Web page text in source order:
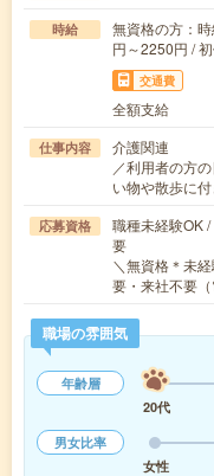
時給
無資格の方：
円～2250円 /
交通費
全額支給
仕事内容
介護関連
／利用者の方
い物や散歩に
応募資格
職種未経験OK
要
＼無資格＊未
要・来社不要
職場の雰囲気
年齢層
20代
男女比率
女性